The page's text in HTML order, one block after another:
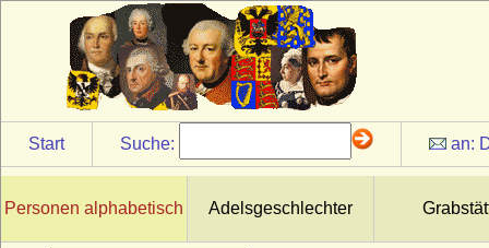
Start Suche: an:
Personen alphabetisch Adelsgeschlechter
Susanne Marie von Schladen
* 18.06.1667; + 16.01.1750
Susanne Sophie Marie Luise le Duchat de
Dorville
* 19.07.1756; + 02.09.1808
* 02.04.1502; + 23.04.1543
Suzanne de Bourbon
* 1550; + unbekannt